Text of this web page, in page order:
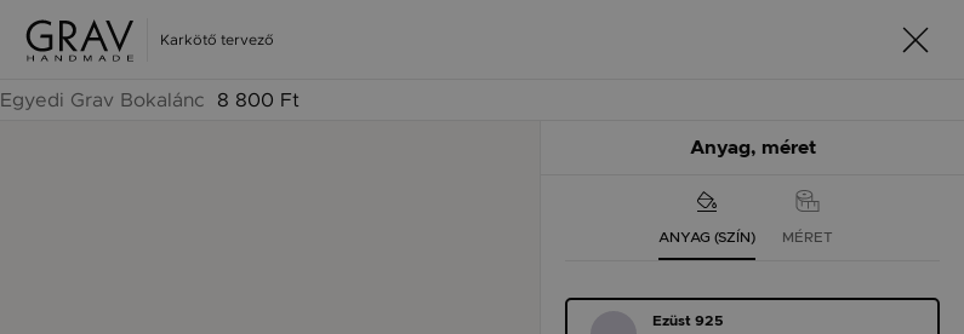
Karkötő tervező
Egyedi Grav Bokalánc 8 800 Ft
Anyag, méret
ANYAG (SZÍN) MÉRET
Ezüst 925